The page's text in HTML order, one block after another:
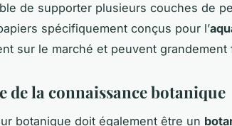
de supporter plusieurs couches de
spécifiquement conçus pour l’
sur le marché et peuvent grandement
de la connaissance botanique
botanique doit également être un